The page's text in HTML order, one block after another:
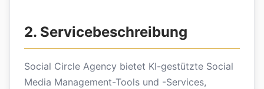
2. Servicebeschreibung
Social Circle Agency bietet KI-gestützte Social
Media Management-Tools und -Services,